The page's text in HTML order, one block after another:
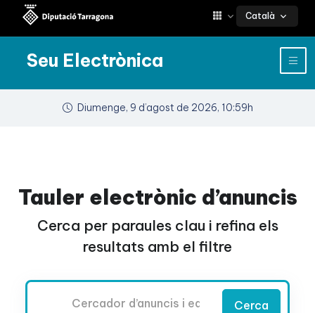
Català
Seu Electrònica
Diumenge, 9 d’agost de 2026, 10:59h
Tauler electrònic d’anuncis
Cerca per paraules clau i refina els
resultats amb el filtre
Cerca